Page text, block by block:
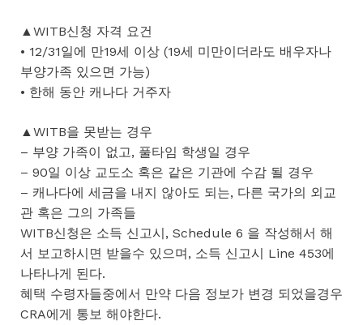
▲WITB신청 자격 요건
• 12/31일에 만19세 이상 (19세 미만이더라도 배우자나
부양가족 있으면 가능)
• 한해 동안 캐나다 거주자
▲WITB을 못받는 경우
– 부양 가족이 없고, 풀타임 학생일 경우
– 90일 이상 교도소 혹은 같은 기관에 수감 될 경우
– 캐나다에 세금을 내지 않아도 되는, 다른 국가의 외교
관 혹은 그의 가족들
WITB신청은 소득 신고시, Schedule 6 을 작성해서 해
서 보고하시면 받을수 있으며, 소득 신고시 Line 453에
나타나게 된다.
혜택 수령자들중에서 만약 다음 정보가 변경 되었을경우
CRA에게 통보 해야한다.